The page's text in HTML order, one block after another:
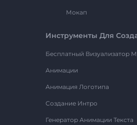
Мокап
Инструменты Для
Бесплатный Визуализатор
Анимации
Анимация Логотипа
Создание Интро
Генератор Анимации Текста